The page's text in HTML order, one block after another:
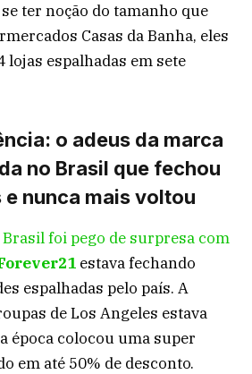
ter noção do tamanho que
Casas da Banha, eles
lojas espalhadas em sete
o adeus da marca
no Brasil que fechou
nunca mais voltou
Brasil foi pego de surpresa com
estava fechando
espalhadas pelo país. A
de Los Angeles estava
época colocou uma super
em até 50% de desconto.